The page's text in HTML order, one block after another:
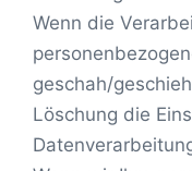
Wenn die
geschah/
Löschung die